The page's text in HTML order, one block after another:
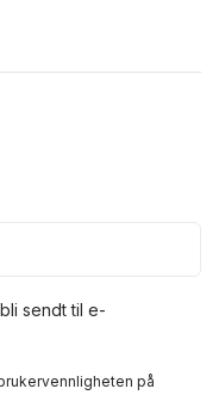
sendt til e-
på